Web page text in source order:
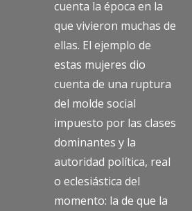
cuenta la época en la
que vivieron muchas de
ellas. El ejemplo de
estas mujeres dio
cuenta de una ruptura
del molde social
impuesto por las clases
dominantes y la
autoridad política, real
o eclesiástica del
momento: la de que la